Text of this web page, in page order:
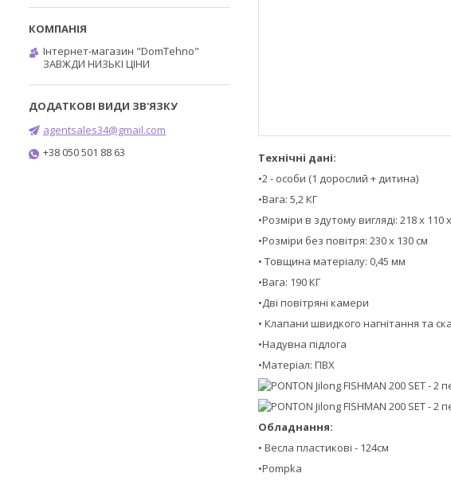
Технічні дані:
•2 - особи (1 дорослий + дитина)
•Вага: 5,2 КГ
•Розміри в здутому вигляді: 218 x 110
•Розміри без повітря: 230 х 130 см
• Товщина матеріалу: 0,45 мм
•Вага: 190 КГ
•Дві повітряні камери
• Клапани швидкого нагнітання та
•Надувна підлога
•Матеріал: ПВХ
Обладнання:
• Весла пластикові - 124см
•Pompka
Інтернет-магазин "DomTehno"
ЗАВЖДИ НИЗЬКІ ЦІНИ
agentsales34@gmail.com
+38 050 501 88 63